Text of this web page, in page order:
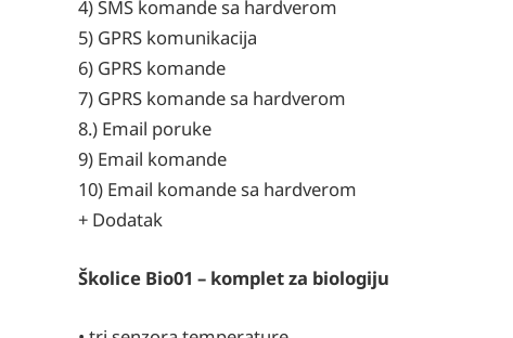
4) SMS komande sa hardverom
5) GPRS komunikacija
6) GPRS komande
7) GPRS komande sa hardverom
8.) Email poruke
9) Email komande
10) Email komande sa hardverom
+ Dodatak
Školice Bio01 – komplet za biologiju